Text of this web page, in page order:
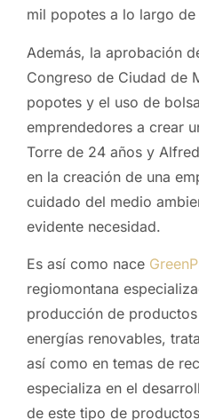
mil popotes a lo largo de
Además, la aprobación
Congreso de Ciudad de
popotes y el uso de
emprendedores a crear
Torre de 24 años y
en la creación de una
cuidado del medio
evidente necesidad.
Es así como nace
regiomontana
producción de
energías renovables,
así como en temas de
especializa en el
de este tipo de